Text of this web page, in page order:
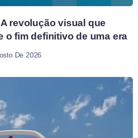
revolução visual que
o fim definitivo de uma era
De 2026